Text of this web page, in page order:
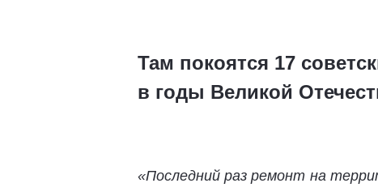
Там покоятся 17
в годы Великой
«Последний раз ремонт на